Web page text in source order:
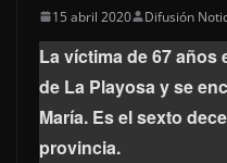
15 abril 2020 Difusión
La víctima de 67 años
de La Playosa y se
María. Es el sexto
provincia.